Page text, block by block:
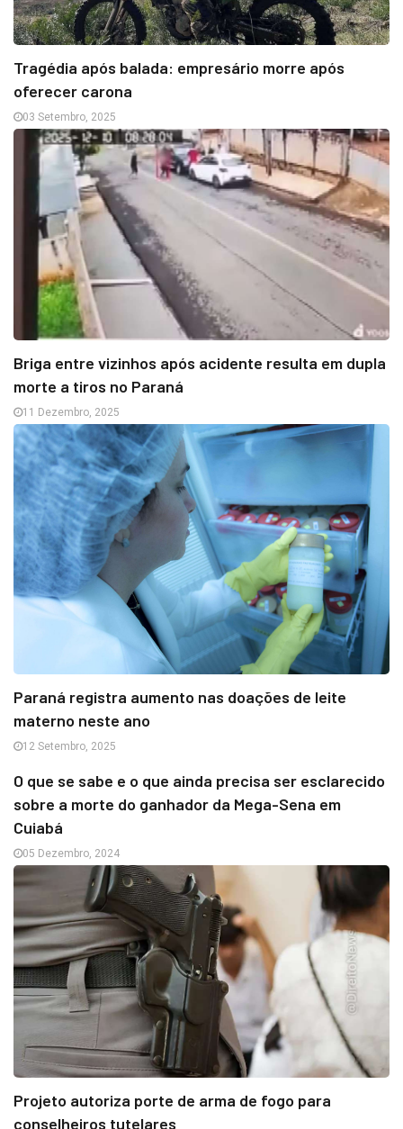
Tragédia após balada: empresário morre após
oferecer carona
03 Setembro, 2025
Briga entre vizinhos após acidente resulta em dupla
morte a tiros no Paraná
11 Dezembro, 2025
Paraná registra aumento nas doações de leite
materno neste ano
12 Setembro, 2025
O que se sabe e o que ainda precisa ser esclarecido
sobre a morte do ganhador da Mega-Sena em
Cuiabá
05 Dezembro, 2024
Projeto autoriza porte de arma de fogo para
conselheiros tutelares